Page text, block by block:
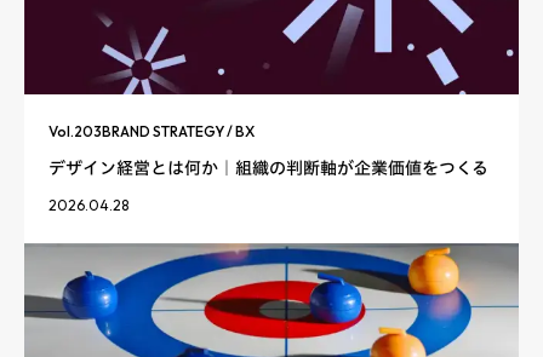
Vol.203BRAND STRATEGY / BX
デザイン経営とは何か｜組織の判断軸が企業価値をつくる
2026.04.28